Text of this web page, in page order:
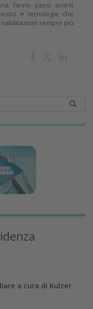
fanno passi avanti
e tecnologie che
sempre più
a cura di Kulzer